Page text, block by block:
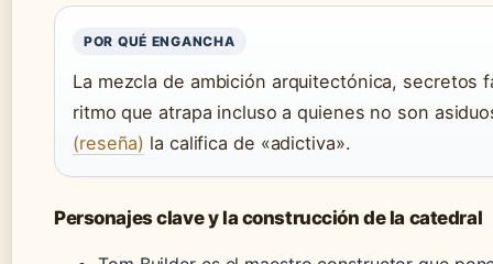
POR QUÉ ENGANCHA
La mezcla de ambición arquitectónica, secretos
ritmo que atrapa incluso a quienes no son
(reseña) la califica de «adictiva».
Personajes clave y la construcción de la catedral